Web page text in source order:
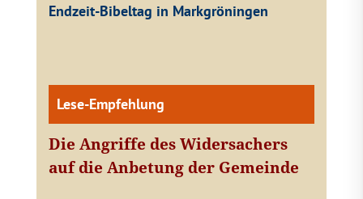
Endzeit-Bibeltag in Markgröningen
Lese-Empfehlung
Die Angriffe des Widersachers
auf die Anbetung der Gemeinde